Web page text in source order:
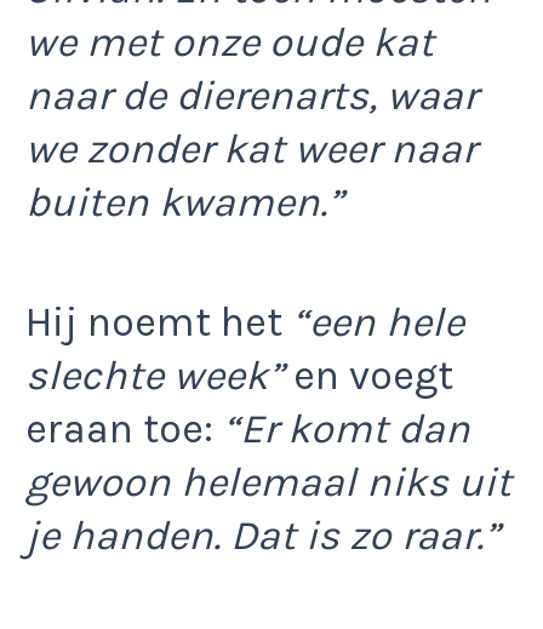
we met onze oude kat
naar de dierenarts, waar
we zonder kat weer naar
buiten kwamen.”
Hij noemt het “een hele
slechte week”en voegt
eraan toe: “Er komt dan
gewoon helemaal niks uit
je handen. Dat is zo raar.”